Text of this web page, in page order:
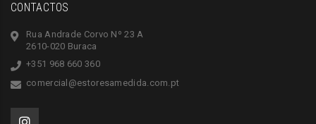
CONTACTOS
Rua Andrade Corvo Nº 23 A
2610-020 Buraca
+351 968 660 360
comercial@estoresamedida.com.pt